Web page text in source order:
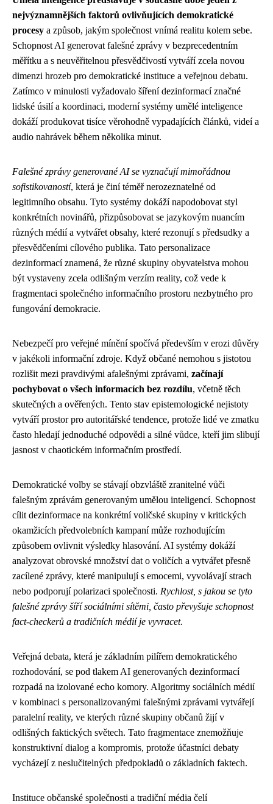
nejvýznamnějších faktorů ovlivňujících demokratické
procesy a způsob, jakým společnost vnímá realitu kolem sebe.
Schopnost AI generovat falešné zprávy v bezprecedentním
měřítku a s neuvěřitelnou přesvědčivostí vytváří zcela novou
dimenzi hrozeb pro demokratické instituce a veřejnou debatu.
Zatímco v minulosti vyžadovalo šíření dezinformací značné
lidské úsilí a koordinaci, moderní systémy umělé inteligence
dokáží produkovat tisíce věrohodně vypadajících článků, videí a
audio nahrávek během několika minut.
Falešné zprávy generované AI se vyznačují mimořádnou
sofistikovaností, která je činí téměř nerozeznatelné od
legitimního obsahu. Tyto systémy dokáží napodobovat styl
konkrétních novinářů, přizpůsobovat se jazykovým nuancím
různých médií a vytvářet obsahy, které rezonují s předsudky a
přesvědčeními cílového publika. Tato personalizace
dezinformací znamená, že různé skupiny obyvatelstva mohou
být vystaveny zcela odlišným verzím reality, což vede k
fragmentaci společného informačního prostoru nezbytného pro
fungování demokracie.
Nebezpečí pro veřejné mínění spočívá především v erozi důvěry
v jakékoli informační zdroje. Když občané nemohou s jistotou
rozlišit mezi pravdivými afalešnými zprávami, začínají
pochybovat o všech informacích bez rozdílu, včetně těch
skutečných a ověřených. Tento stav epistemologické nejistoty
vytváří prostor pro autoritářské tendence, protože lidé ve zmatku
často hledají jednoduché odpovědi a silné vůdce, kteří jim slibují
jasnost v chaotickém informačním prostředí.
Demokratické volby se stávají obzvláště zranitelné vůči
falešným zprávám generovaným umělou inteligencí. Schopnost
cílit dezinformace na konkrétní voličské skupiny v kritických
okamžicích předvolebních kampaní může rozhodujícím
způsobem ovlivnit výsledky hlasování. AI systémy dokáží
analyzovat obrovské množství dat o voličích a vytvářet přesně
zacílené zprávy, které manipulují s emocemi, vyvolávají strach
nebo podporují polarizaci společnosti. Rychlost, s jakou se tyto
falešné zprávy šíří sociálními sítěmi, často převyšuje schopnost
fact-checkerů a tradičních médií je vyvracet.
Veřejná debata, která je základním pilířem demokratického
rozhodování, se pod tlakem AI generovaných dezinformací
rozpadá na izolované echo komory. Algoritmy sociálních médií
v kombinaci s personalizovanými falešnými zprávami vytvářejí
paralelní reality, ve kterých různé skupiny občanů žijí v
odlišných faktických světech. Tato fragmentace znemožňuje
konstruktivní dialog a kompromis, protože účastníci debaty
vycházejí z neslučitelných předpokladů o základních faktech.
Instituce občanské společnosti a tradiční média čelí